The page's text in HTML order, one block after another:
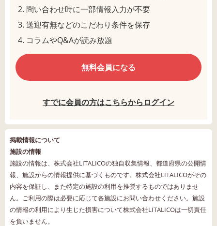
問い合わせ時に一部情報入力が不要
送迎有無などのこだわり条件を保存
コラムやQ&Aが読み放題
無料会員になる
すでに会員の方はこちらからログイン
掲載情報について
施設の情報
施設の情報は、株式会社LITALICOの独自収集情報、都道府県の公開情
報、施設からの情報提供に基づくものです。株式会社LITALICOがその
内容を保証し、また特定の施設の利用を推奨するものではありませ
ん。ご利用の際は必要に応じて各施設にお問い合わせください。施設
の情報の利用により生じた損害について株式会社LITALICOは一切責任
を負いません。